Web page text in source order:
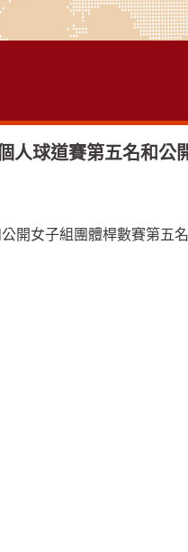
人球道賽第五名和公
開女子組團體桿數賽第五名